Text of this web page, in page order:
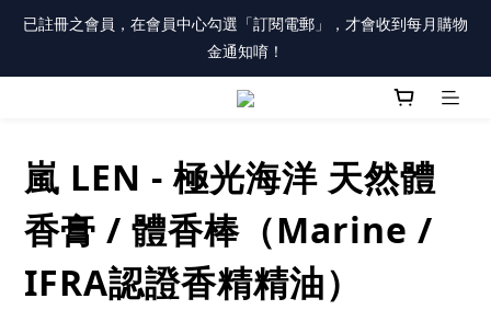
註冊會員「送100元購物金」，同時勾選「接收優惠通知」，還有
每月購物金唷！
已註冊之會員，在會員中心勾選「訂閱電郵」，才會收到每月購物
金通知唷！
註冊會員「送100元購物金」，同時勾選「接收優惠通知」，還有
嵐 LEN - 極光海洋 天然體
香膏 / 體香棒（Marine /
IFRA認證香精精油）